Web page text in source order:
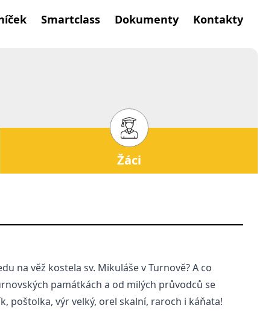
Smartclass Dokumenty Kontakty
Žáci
na věž kostela sv. Mikuláše v Turnově? A co
památkách a od milých průvodců se
poštolka, výr velký, orel skalní, raroch i káňata!